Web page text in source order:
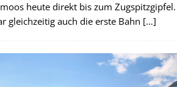
heute direkt bis zum Zugspitzgipfel.
gleichzeitig auch die erste Bahn […]